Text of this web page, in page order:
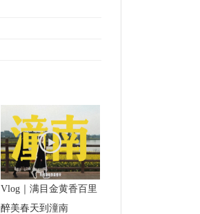
Vlog｜满目金黄香百里
醉美春天到潼南